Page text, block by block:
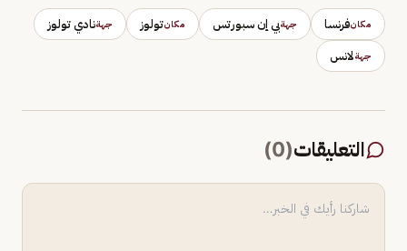
مكانفرنسا جهةبي إن سبورتس مكانتولوز جهةنادي تولوز
جهةلانس
التعليقات(
0
)